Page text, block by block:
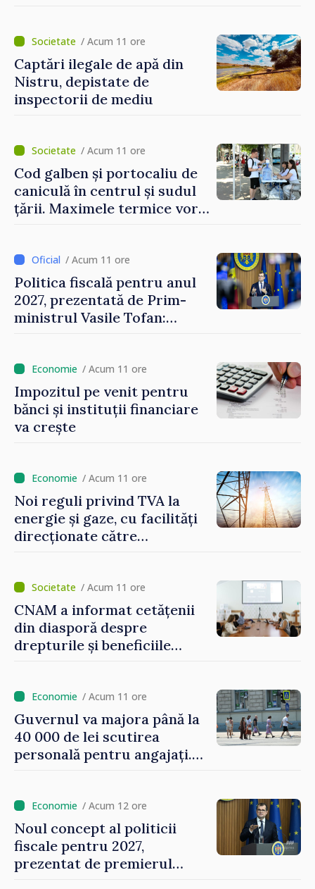
/ Acum 11 ore
Captări ilegale de apă din
Nistru, depistate de
inspectorii de mediu
/ Acum 11 ore
Cod galben și portocaliu de
caniculă în centrul și sudul
țării. Maximele termice vor
/ Acum 11 ore
Politica fiscală pentru anul
2027, prezentată de Prim-
ministrul Vasile Tofan:
taxare mai echitabilă
/ Acum 11 ore
Impozitul pe venit pentru
bănci și instituții financiare
va crește
/ Acum 11 ore
Noi reguli privind TVA la
energie și gaze, cu facilități
direcționate către
/ Acum 11 ore
CNAM a informat cetățenii
din diasporă despre
drepturile și beneficiile
/ Acum 11 ore
Guvernul va majora până la
40 000 de lei scutirea
personală pentru angajați.
oamenilor”/ Acum 12 ore
Noul concept al politicii
fiscale pentru 2027,
prezentat de premierul